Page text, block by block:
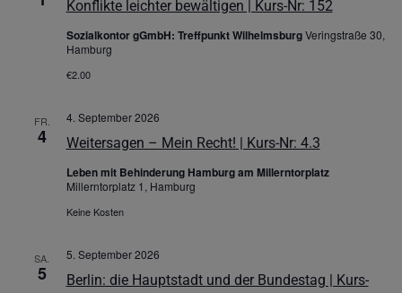
Konflikte leichter bewältigen | Kurs-Nr: 152
Sozialkontor gGmbH: Treffpunkt WilhelmsburgVeringstraße 30,
Hamburg
€2.00
FR.
4 Weitersagen – Mein Recht! | Kurs-Nr: 4.3
4. September 2026
Leben mit Behinderung Hamburg am Millerntorplatz
Millerntorplatz 1, Hamburg
Keine Kosten
SA.
5
Berlin: die Hauptstadt und der Bundestag | Kurs-
5. September 2026